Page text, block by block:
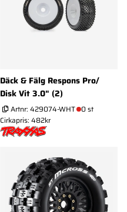
Däck & Fälg Respons Pro/
Disk Vit 3.0" (2)
Artnr: 429074-WHT 0 st
Cirkapris: 482kr